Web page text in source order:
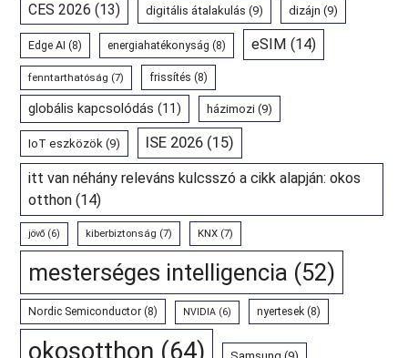
CES 2026 (13) digitális átalakulás (9) dizájn (9)
Edge AI (8) energiahatékonyság (8) eSIM (14)
fenntarthatóság (7) frissítés (8)
globális kapcsolódás (11) házimozi (9)
IoT eszközök (9) ISE 2026 (15)
itt van néhány releváns kulcsszó a cikk alapján: okos
otthon (14)
jövő (6) kiberbiztonság (7) KNX (7)
mesterséges intelligencia (52)
Nordic Semiconductor (8) NVIDIA (6) nyertesek (8)
okosotthon (64)